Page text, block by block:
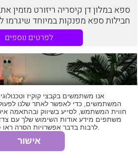
ספא במלון דן קיסריה ריזורט מזמין
חבילות ספא מפנקות במיוחד
הצרות ולהרגע.
לפרטים נוספים
אנו משתמשים בקבצי קוקיז
המשתמשים, כדי לאפשר לאתר שלנו
חווית המשתמש, לסייע בשיווק ובהתאמה
משתפים מידע אודות השימוש שלך עם
לרבות בדבר אפשרויות הסרה ראו
אישור